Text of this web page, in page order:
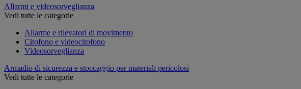
Allarmi e videosorveglianza
Vedi tutte le categorie
Allarme e rilevatori di movimento
Citofono e videocitofono
Videosorveglianza
Armadio di sicurezza e stoccaggio per materiali pericolosi
Vedi tutte le categorie